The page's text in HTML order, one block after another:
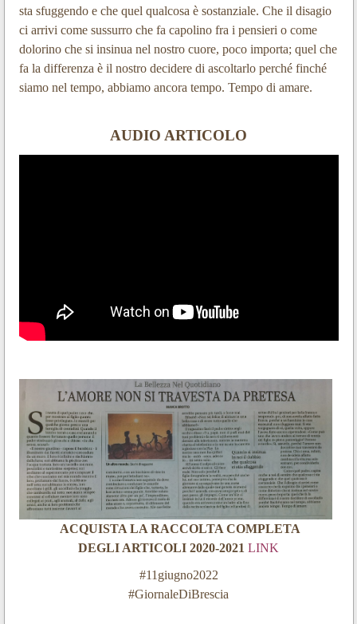
sta sfuggendo e che quel qualcosa è sostanziale. Che il disagio
ci arrivi come sussurro che fa capolino fra i pensieri o come
dolorino che si insinua nel nostro cuore, poco importa; quel che
fa la differenza è il nostro decidere di ascoltarlo perché finché
siamo nel tempo, abbiamo ancora tempo. Tempo di amare.
AUDIO ARTICOLO
ACQUISTA LA RACCOLTA COMPLETA
DEGLI ARTICOLI 2020-2021 LINK
#11giugno2022
#GiornaleDiBrescia